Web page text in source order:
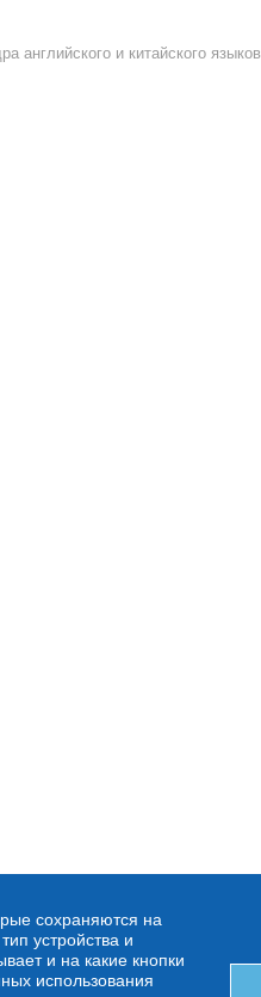
английского и китайского языков
сохраняются на
устройства и
и на какие кнопки
использования